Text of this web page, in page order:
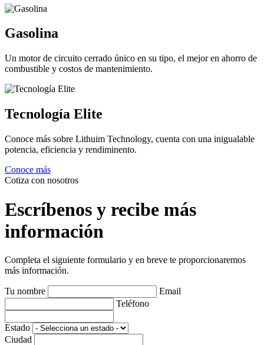
Gasolina
Un motor de circuito cerrado único en su tipo, el mejor en ahorro de
combustible y costos de mantenimiento.
Tecnología Elite
Conoce más sobre Lithuim Technology, cuenta con una inigualable
potencia, eficiencia y rendiminento.
Conoce más
Cotiza con nosotros
Escríbenos y recibe más
información
Completa el siguiente formulario y en breve te proporcionaremos
más información.
Tu nombre
Email
Teléfono
Estado
Ciudad